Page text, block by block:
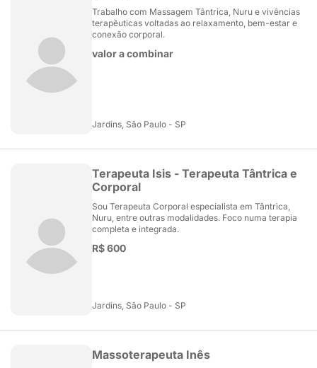
Trabalho com Massagem Tântrica, Nuru e vivências
terapêuticas voltadas ao relaxamento, bem-estar e
conexão corporal.
valor a combinar
Jardins, São Paulo - SP
Terapeuta Isis - Terapeuta Tântrica e
Corporal
Sou Terapeuta Corporal especialista em Tântrica,
Nuru, entre outras modalidades. Foco numa terapia
completa e integrada.
R$ 600
Jardins, São Paulo - SP
Massoterapeuta Inês